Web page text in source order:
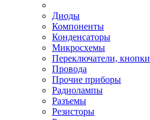
Диоды
Компоненты
Конденсаторы
Микросхемы
Переключатели, кнопки
Провода
Прочие приборы
Радиолампы
Разъемы
Резисторы